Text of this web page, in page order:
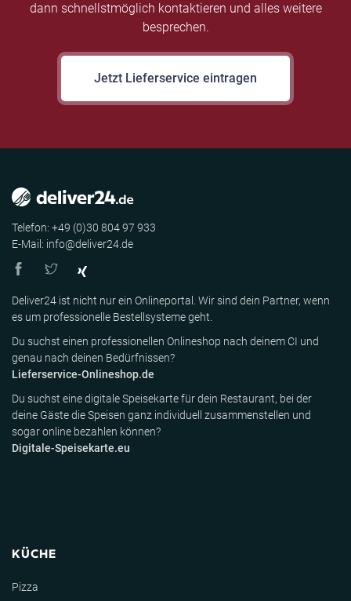
dann schnellstmöglich kontaktieren und alles weitere
besprechen.
Jetzt Lieferservice eintragen
Telefon: +49 (0)30 804 97 933
E-Mail: info@deliver24.de
Deliver24 ist nicht nur ein Onlineportal. Wir sind dein Partner, wenn
es um professionelle Bestellsysteme geht.
Du suchst einen professionellen Onlineshop nach deinem CI und
genau nach deinen Bedürfnissen?
Lieferservice-Onlineshop.de
Du suchst eine digitale Speisekarte für dein Restaurant, bei der
deine Gäste die Speisen ganz individuell zusammenstellen und
sogar online bezahlen können?
Digitale-Speisekarte.eu
KÜCHE
Pizza